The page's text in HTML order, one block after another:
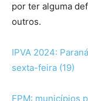
por ter alguma
outros.
IPVA 2024:
sexta-feira (19)
FPM: municípios